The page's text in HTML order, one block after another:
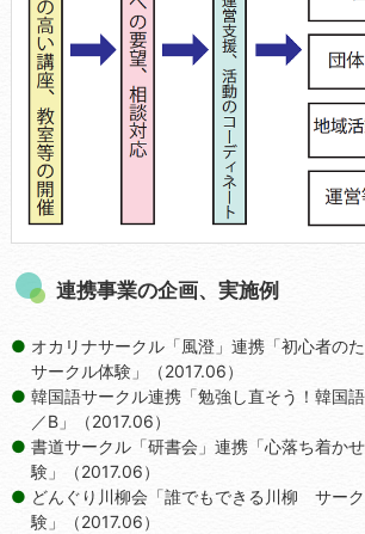
連携事業の企画、実施例
オカリナサークル「風澄」連携「初心者の
サークル体験」（2017.06）
韓国語サークル連携「勉強し直そう！韓国
／B」（2017.06）
書道サークル「研書会」連携「心落ち着か
験」（2017.06）
どんぐり川柳会「誰でもできる川柳 サー
験」（2017.06）